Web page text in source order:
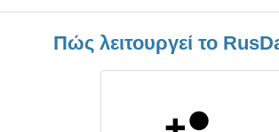
Πώς λειτουργεί το